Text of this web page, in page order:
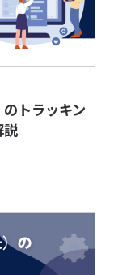
トラッキン
説